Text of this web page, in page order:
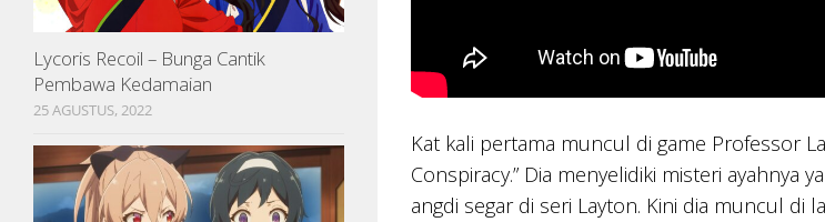
Kat kali pertama muncul di game Professor
Conspiracy.” Dia menyelidiki misteri ayahnya
angdi segar di seri Layton. Kini dia muncul di
Lycoris Recoil – Bunga Cantik
Pembawa Kedamaian
25 AGUSTUS, 2022